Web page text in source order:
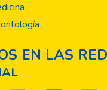
EN LAS